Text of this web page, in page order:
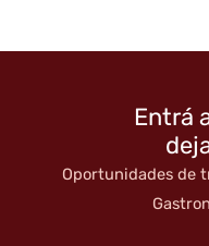
Entrá
Oportunidades de